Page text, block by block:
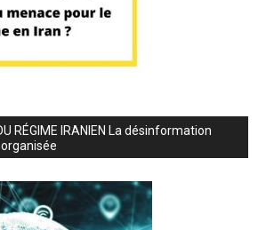
RÉGIME IRANIEN La désinformation